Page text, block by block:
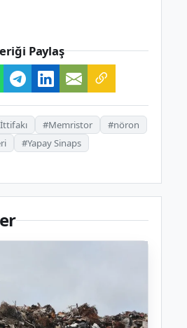
Paylaş
#Memristor
#nöron
#Yapay Sinaps